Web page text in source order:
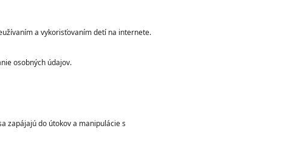
a vykorisťovaním detí na internete.
osobných údajov.
zapájajú do útokov a manipulácie s